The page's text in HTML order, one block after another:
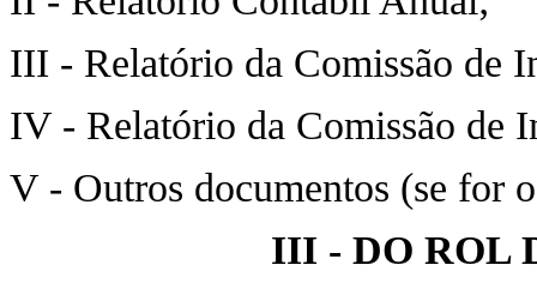
III - Relatório da Comissão de
IV - Relatório da Comissão de
V - Outros documentos (se for
III - DO ROL